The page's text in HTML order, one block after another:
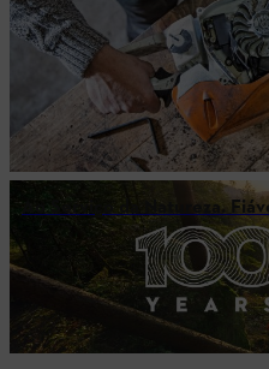
Ao Serviço da Natureza.